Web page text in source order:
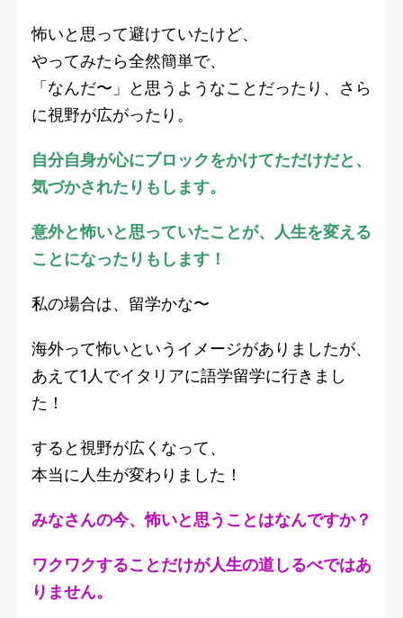
怖いと思って避けていたけど、
やってみたら全然簡単で、
「なんだ〜」と思うようなことだったり、さら
に視野が広がったり。
自分自身が心にブロックをかけてただけだと、
気づかされたりもします。
意外と怖いと思っていたことが、人生を変える
ことになったりもします！
私の場合は、留学かな〜
海外って怖いというイメージがありましたが、
あえて1人でイタリアに語学留学に行きまし
た！
すると視野が広くなって、
本当に人生が変わりました！
みなさんの今、怖いと思うことはなんですか？
ワクワクすることだけが人生の道しるべではあ
りません。